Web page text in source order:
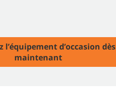
l’équipement d’occasion dès
maintenant